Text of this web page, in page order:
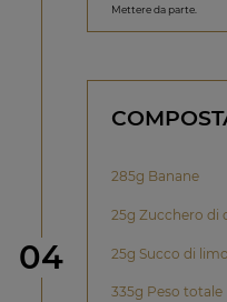
Mettere da parte.
Step
04
285g Banane
25g Zucchero di
25g Succo di
335g Peso totale